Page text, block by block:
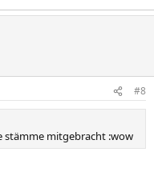
#8
stämme mitgebracht :wow